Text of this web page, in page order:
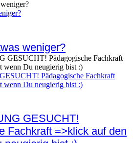
weniger?
Pädagogische Fachkraft
wenn Du neugierig bist :)
GESUCHT!
Fachkraft =>klick auf den